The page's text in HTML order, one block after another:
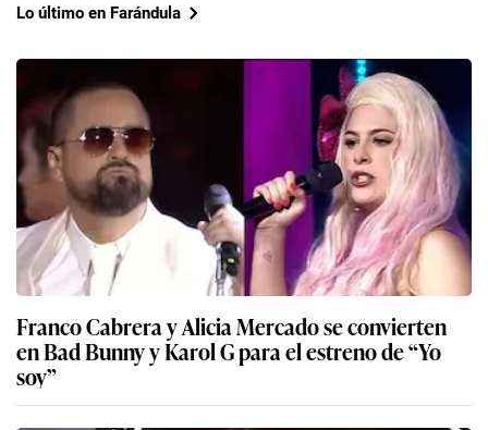
Lo último en Farándula
Franco Cabrera y Alicia Mercado se convierten
en Bad Bunny y Karol G para el estreno de “Yo
soy”